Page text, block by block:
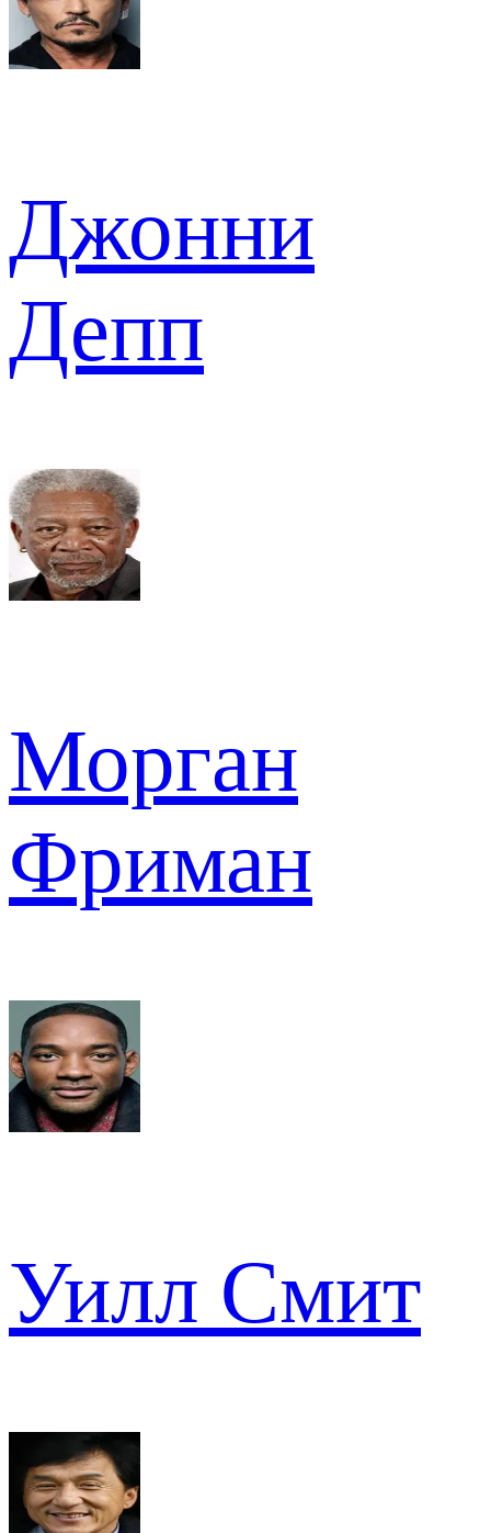
Джонни
Депп
Морган
Фриман
Уилл Смит